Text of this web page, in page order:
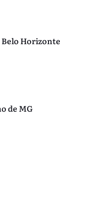
Belo Horizonte
de MG